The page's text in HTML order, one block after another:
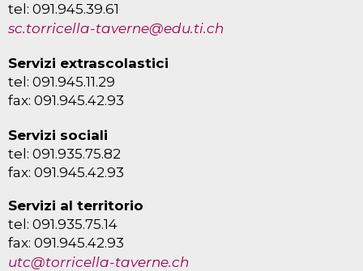
tel: 091.945.39.61
sc.torricella-taverne@edu.ti.ch
Servizi extrascolastici
tel: 091.945.11.29
fax: 091.945.42.93
Servizi sociali
tel: 091.935.75.82
fax: 091.945.42.93
Servizi al territorio
tel: 091.935.75.14
fax: 091.945.42.93
utc@torricella-taverne.ch